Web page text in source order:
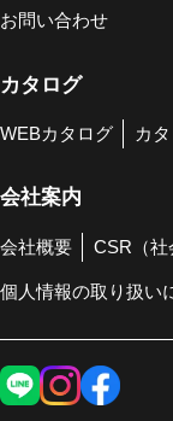
お問い合わせ
カタログ
WEBカタログ カ
会社案内
会社概要 CSR（社
個人情報の取り扱い